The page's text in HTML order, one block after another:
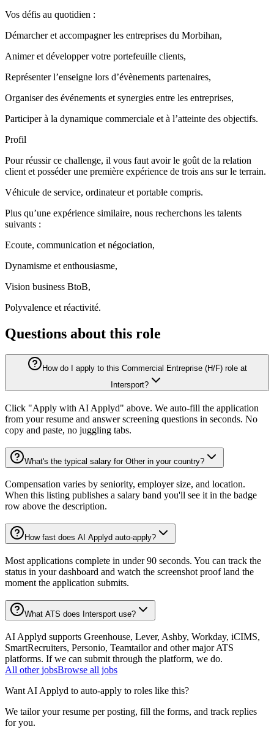
Vos défis au quotidien :
Démarcher et accompagner les entreprises du Morbihan,
Animer et développer votre portefeuille clients,
Représenter l’enseigne lors d’évènements partenaires,
Organiser des événements et synergies entre les entreprises,
Participer à la dynamique commerciale et à l’atteinte des objectifs.
Profil
Pour réussir ce challenge, il vous faut avoir le goût de la relation
client et posséder une première expérience de trois ans sur le terrain.
Véhicule de service, ordinateur et portable compris.
Plus qu’une expérience similaire, nous recherchons les talents
suivants :
Ecoute, communication et négociation,
Dynamisme et enthousiasme,
Vision business BtoB,
Polyvalence et réactivité.
Questions about this role
How do I apply to this Commercial Entreprise (H/F) role at
Intersport?
Click "Apply with AI Applyd" above. We auto-fill the application
from your resume and answer screening questions in seconds. No
copy and paste, no juggling tabs.
What's the typical salary for Other in your country?
Compensation varies by seniority, employer size, and location.
When this listing publishes a salary band you'll see it in the badge
row above the description.
How fast does AI Applyd auto-apply?
Most applications complete in under 90 seconds. You can track the
status in your dashboard and watch the screenshot proof land the
moment the application submits.
What ATS does Intersport use?
AI Applyd supports Greenhouse, Lever, Ashby, Workday, iCIMS,
SmartRecruiters, Personio, Teamtailor and other major ATS
platforms. If we can submit through the platform, we do.
All other jobsBrowse all jobs
Want AI Applyd to auto-apply to roles like this?
We tailor your resume per posting, fill the forms, and track replies
for you.